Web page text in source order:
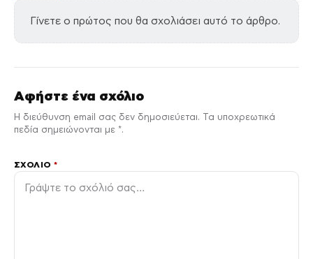
Γίνετε ο πρώτος που θα σχολιάσει αυτό το άρθρο.
Αφήστε ένα σχόλιο
Η διεύθυνση email σας δεν δημοσιεύεται. Τα υποχρεωτικά
πεδία σημειώνονται με *.
ΣΧΌΛΙΟ*